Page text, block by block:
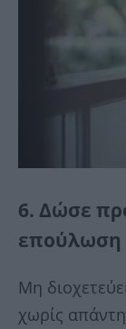
6. Δώσε
επούλωση
Μη
χωρίς